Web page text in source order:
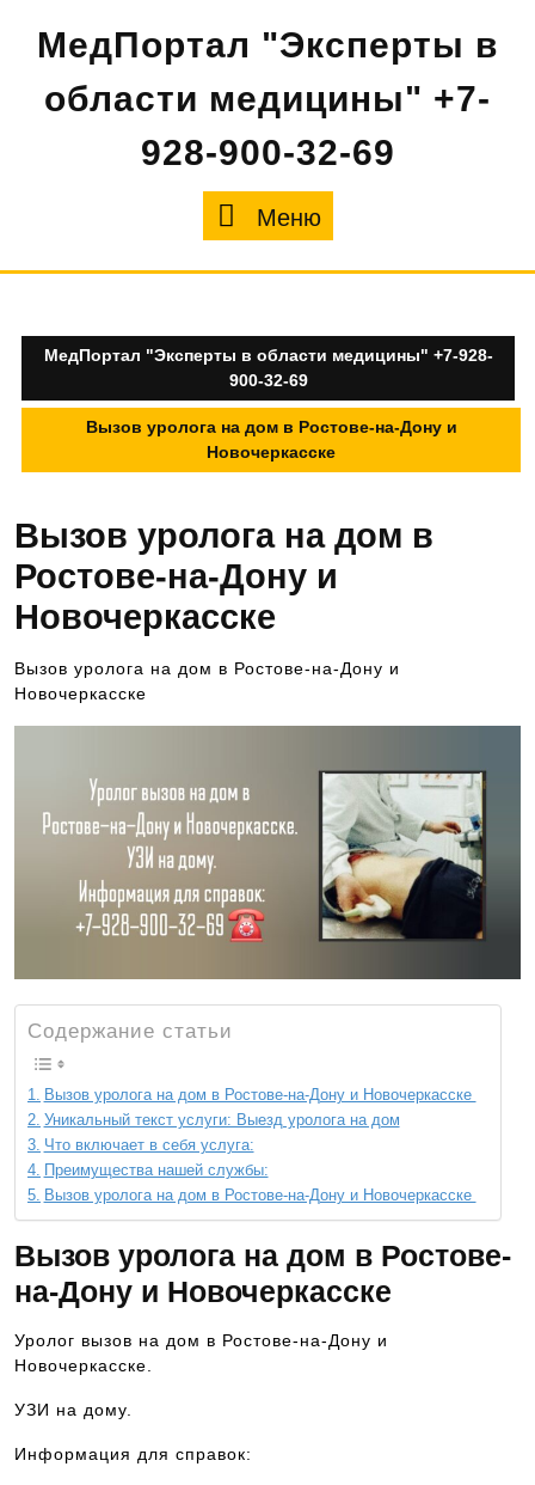
содержимому
МедПортал "Эксперты в
области медицины" +7-
928-900-32-69
Меню
МедПортал "Эксперты в области медицины" +7-928-
900-32-69
Вызов уролога на дом в Ростове-на-Дону и
Новочеркасске
Вызов уролога на дом в
Ростове-на-Дону и
Новочеркасске
Вызов уролога на дом в Ростове-на-Дону и
Новочеркасске
Содержание статьи
Вызов уролога на дом в Ростове-на-Дону и Новочеркасске
Уникальный текст услуги: Выезд уролога на дом
Что включает в себя услуга:
Преимущества нашей службы:
Вызов уролога на дом в Ростове-на-Дону и Новочеркасске
Вызов уролога на дом в Ростове-
на-Дону и Новочеркасске
Уролог вызов на дом в Ростове-на-Дону и
Новочеркасске.
УЗИ на дому.
Информация для справок: